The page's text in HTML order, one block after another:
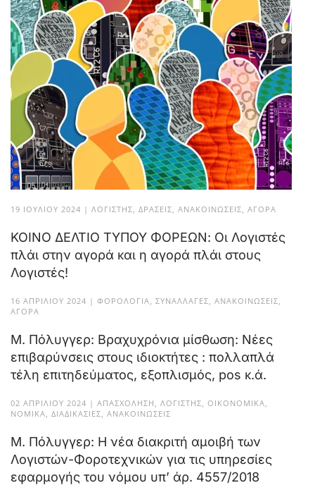
19 ΙΟΥΛΊΟΥ 2024 | ΛΟΓΙΣΤΉΣ, ΔΡΆΣΕΙΣ, ΑΝΑΚΟΙΝΏΣΕΙΣ, ΑΓΟΡΆ
ΚΟΙΝΟ ΔΕΛΤΙΟ ΤΥΠΟΥ ΦΟΡΕΩΝ: Οι Λογιστές
πλάι στην αγορά και η αγορά πλάι στους
Λογιστές!
16 ΑΠΡΙΛΊΟΥ 2024 | ΦΟΡΟΛΟΓΊΑ, ΣΥΝΑΛΛΑΓΈΣ, ΑΝΑΚΟΙΝΏΣΕΙΣ,
ΑΓΟΡΆ
Μ. Πόλυγγερ: Βραχυχρόνια μίσθωση: Νέες
επιβαρύνσεις στους ιδιοκτήτες : πολλαπλά
τέλη επιτηδεύματος, εξοπλισμός, pos κ.ά.
02 ΑΠΡΙΛΊΟΥ 2024 | ΑΠΑΣΧΌΛΗΣΗ , ΛΟΓΙΣΤΉΣ, ΟΙΚΟΝΟΜΙΚΆ,
ΝΟΜΙΚΆ, ΔΙΑΔΙΚΑΣΊΕΣ, ΑΝΑΚΟΙΝΏΣΕΙΣ
Μ. Πόλυγγερ: Η νέα διακριτή αμοιβή των
Λογιστών-Φοροτεχνικών για τις υπηρεσίες
εφαρμογής του νόμου υπ’ άρ. 4557/2018